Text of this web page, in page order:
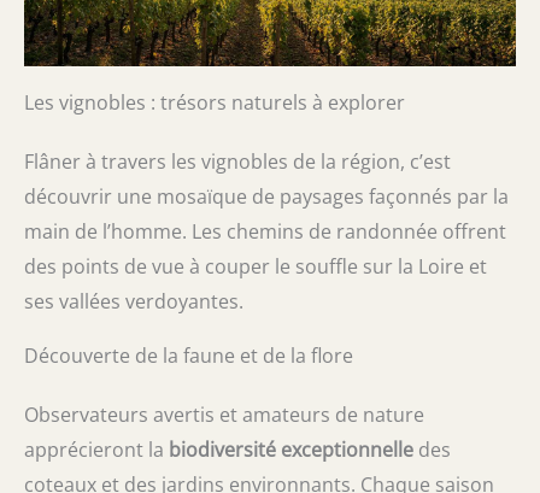
Les vignobles : trésors naturels à explorer
Flâner à travers les vignobles de la région, c’est
découvrir une mosaïque de paysages façonnés par la
main de l’homme. Les chemins de randonnée offrent
des points de vue à couper le souffle sur la Loire et
ses vallées verdoyantes.
Découverte de la faune et de la flore
Observateurs avertis et amateurs de nature
apprécieront la biodiversité exceptionnelle des
coteaux et des jardins environnants. Chaque saison